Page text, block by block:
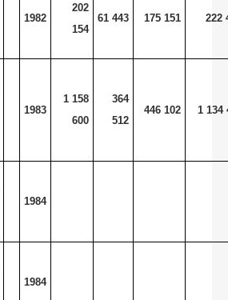
1982
202
154
61 443 175 151 222
1983
1 158
600
364
512
446 102 1 134
1984
1984